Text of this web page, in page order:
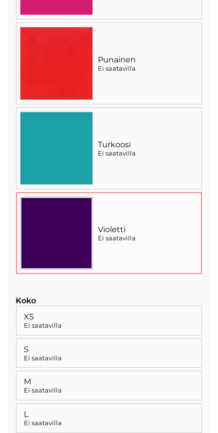
Punainen
Ei saatavilla
Turkoosi
Ei saatavilla
Violetti
Ei saatavilla
Koko
XS
Ei saatavilla
S
Ei saatavilla
M
Ei saatavilla
L
Ei saatavilla